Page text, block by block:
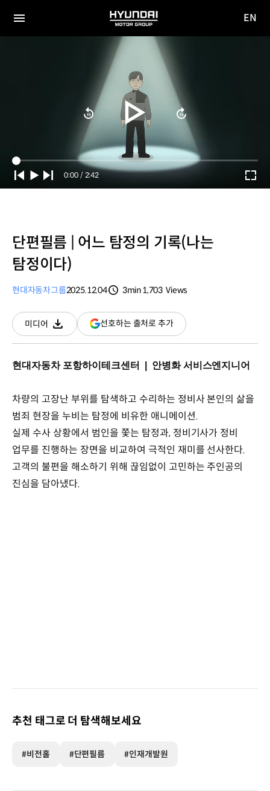
전체
HYUNDAI
MOTOR
GROUP
EN
Current
Time
0:00 / Duration
2:42
단편필름 | 어느 탐정의 기록(나는
탐정이다)
현대자동차그룹2025.12.04
3min1,703 Views
미디어
다운로드
선호하는 출처로 추가(새
창
현대자동차 포항하이테크센터 | 안병화 서비스엔지니어
차량의 고장난 부위를 탐색하고 수리하는 정비사 본인의 삶을
범죄 현장을 누비는 탐정에 비유한 애니메이션.
실제 수사 상황에서 범인을 쫓는 탐정과, 정비기사가 정비
업무를 진행하는 장면을 비교하여 극적인 재미를 선사한다.
고객의 불편을 해소하기 위해 끊임없이 고민하는 주인공의
진심을 담아냈다.
추천 태그로 더 탐색해보세요
#비전홀 #단편필름 #인재개발원